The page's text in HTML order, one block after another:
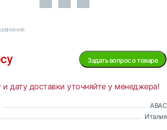
Задать вопрос о товаре
дату доставки уточняйте у менеджера!
ABAC
Италия